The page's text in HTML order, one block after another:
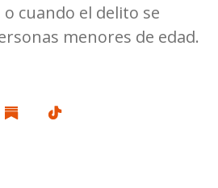
cuando el delito se
menores de edad.